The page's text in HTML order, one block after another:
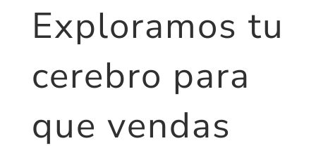
Exploramos tu
cerebro para
que vendas